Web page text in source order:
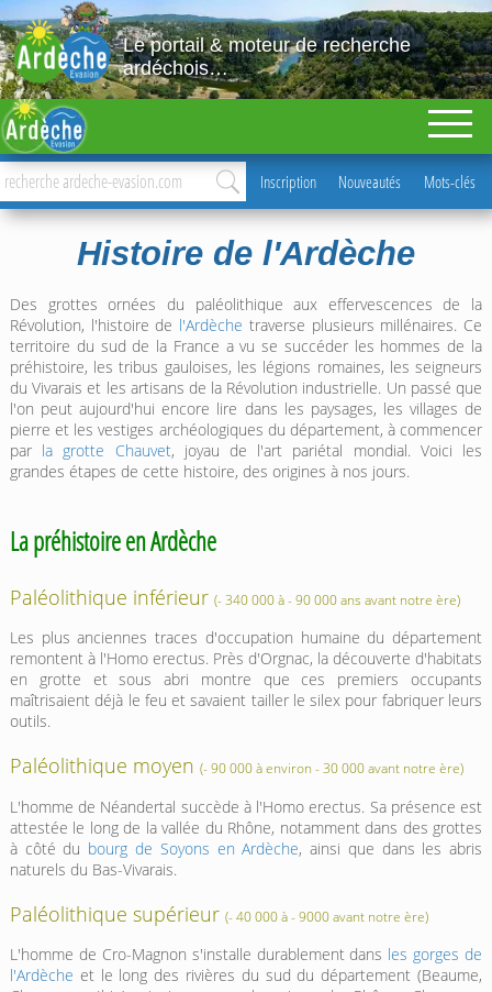
Le portail & moteur de recherche
ardéchois…
Inscription Nouveautés Mots-clés
Histoire de l'Ardèche
Des grottes ornées du paléolithique aux effervescences de la
Révolution, l'histoire de l'Ardèche traverse plusieurs millénaires. Ce
territoire du sud de la France a vu se succéder les hommes de la
préhistoire, les tribus gauloises, les légions romaines, les seigneurs
du Vivarais et les artisans de la Révolution industrielle. Un passé que
l'on peut aujourd'hui encore lire dans les paysages, les villages de
pierre et les vestiges archéologiques du département, à commencer
par la grotte Chauvet, joyau de l'art pariétal mondial. Voici les
grandes étapes de cette histoire, des origines à nos jours.
La préhistoire en Ardèche
Paléolithique inférieur (- 340 000 à - 90 000 ans avant notre ère)
Les plus anciennes traces d'occupation humaine du département
remontent à l'Homo erectus. Près d'Orgnac, la découverte d'habitats
en grotte et sous abri montre que ces premiers occupants
maîtrisaient déjà le feu et savaient tailler le silex pour fabriquer leurs
outils.
Paléolithique moyen (- 90 000 à environ - 30 000 avant notre ère)
L'homme de Néandertal succède à l'Homo erectus. Sa présence est
attestée le long de la vallée du Rhône, notamment dans des grottes
à côté du bourg de Soyons en Ardèche, ainsi que dans les abris
naturels du Bas-Vivarais.
Paléolithique supérieur (- 40 000 à - 9000 avant notre ère)
L'homme de Cro-Magnon s'installe durablement dans les gorges de
l'Ardèche et le long des rivières du sud du département (Beaume,